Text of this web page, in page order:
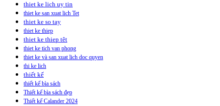
thiet ke lich uy tin
thiet ke san xuat lich Tet
thiet ke so tay
thiet ke thiep
thiet ke thiep têt
thiet ke tich van phong
thiet ke và san xuat lich doc quyen
thi ke lich
thiết kế
thiết kế bìa sách
Thiết kế bìa sách đẹp
Thiết kế Calander 2024